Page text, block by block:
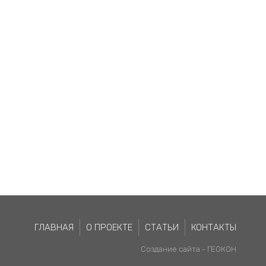
ГЛАВНАЯ О ПРОЕКТЕ СТАТЬИ КОНТАКТЫ
Создание сайта - ГЕОКОН